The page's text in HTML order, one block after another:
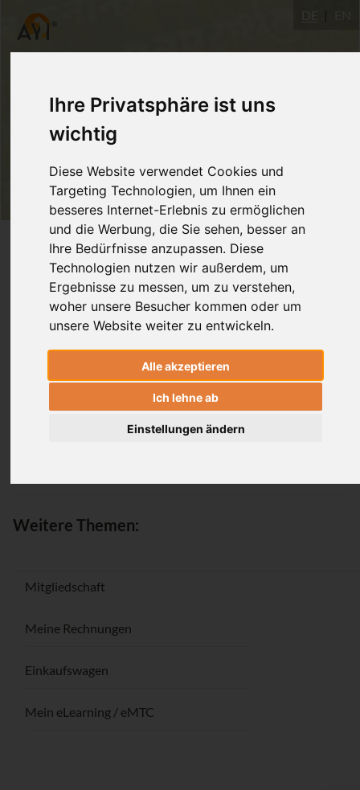
Ihre Privatsphäre ist uns
wichtig
Diese Website verwendet Cookies und
Targeting Technologien, um Ihnen ein
besseres Internet-Erlebnis zu ermöglichen
und die Werbung, die Sie sehen, besser an
Ihre Bedürfnisse anzupassen. Diese
Technologien nutzen wir außerdem, um
Ergebnisse zu messen, um zu verstehen,
woher unsere Besucher kommen oder um
unsere Website weiter zu entwickeln.
Alle akzeptieren
Ich lehne ab
Einstellungen ändern
Login
Passwort vergessen / Registrieren
Weitere Themen:
Mitgliedschaft
Meine Rechnungen
Einkaufswagen
Mein eLearning / eMTC